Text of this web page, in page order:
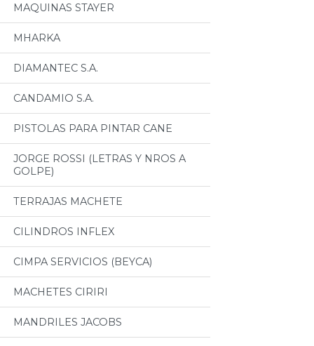
MAQUINAS STAYER
MHARKA
DIAMANTEC S.A.
CANDAMIO S.A.
PISTOLAS PARA PINTAR CANE
JORGE ROSSI (LETRAS Y NROS A
GOLPE)
TERRAJAS MACHETE
CILINDROS INFLEX
CIMPA SERVICIOS (BEYCA)
MACHETES CIRIRI
MANDRILES JACOBS